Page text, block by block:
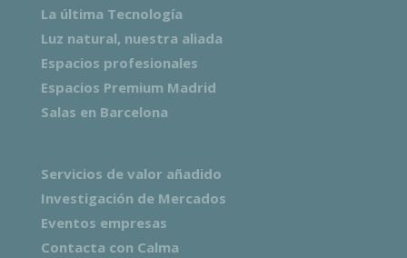
La última Tecnología
Luz natural, nuestra aliada
Espacios profesionales
Espacios Premium Madrid
Salas en Barcelona
Servicios de valor añadido
Investigación de Mercados
Eventos empresas
Contacta con Calma